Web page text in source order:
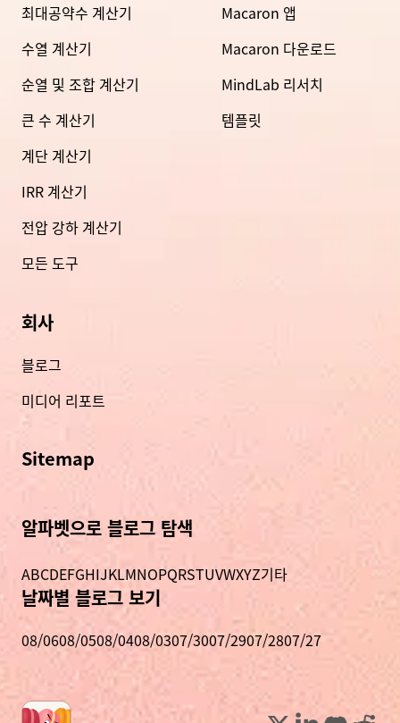
최대공약수 계산기
수열 계산기
순열 및 조합 계산기
큰 수 계산기
계단 계산기
IRR 계산기
전압 강하 계산기
모든 도구
Macaron 앱
Macaron 다운로드
MindLab 리서치
템플릿
회사
블로그
미디어 리포트
Sitemap
알파벳으로 블로그 탐색
ABCDEFGHIJKLMNOPQRSTUVWXYZ기타
날짜별 블로그 보기
08/0608/0508/0408/0307/3007/2907/2807/27